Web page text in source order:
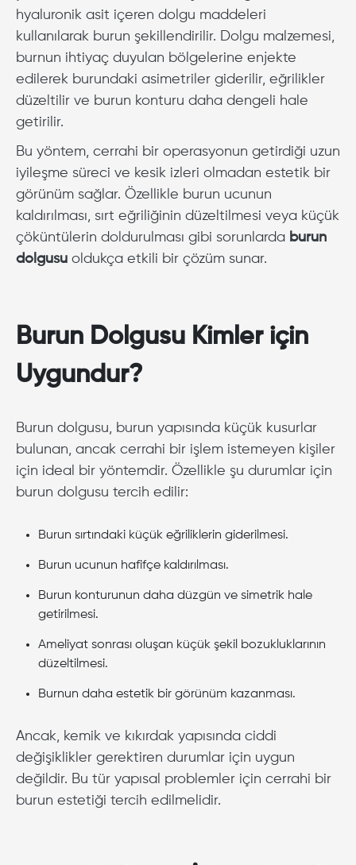
hyaluronik asit içeren dolgu maddeleri
kullanılarak burun şekillendirilir. Dolgu malzemesi,
burnun ihtiyaç duyulan bölgelerine enjekte
edilerek burundaki asimetriler giderilir, eğrilikler
düzeltilir ve burun konturu daha dengeli hale
getirilir.
Bu yöntem, cerrahi bir operasyonun getirdiği uzun
iyileşme süreci ve kesik izleri olmadan estetik bir
görünüm sağlar. Özellikle burun ucunun
kaldırılması, sırt eğriliğinin düzeltilmesi veya küçük
çöküntülerin doldurulması gibi sorunlarda burun
dolgusu oldukça etkili bir çözüm sunar.
Burun Dolgusu Kimler için
Uygundur?
Burun dolgusu, burun yapısında küçük kusurlar
bulunan, ancak cerrahi bir işlem istemeyen kişiler
için ideal bir yöntemdir. Özellikle şu durumlar için
burun dolgusu tercih edilir:
Burun sırtındaki küçük eğriliklerin giderilmesi.
Burun ucunun hafifçe kaldırılması.
Burun konturunun daha düzgün ve simetrik hale
getirilmesi.
Ameliyat sonrası oluşan küçük şekil bozukluklarının
düzeltilmesi.
Burnun daha estetik bir görünüm kazanması.
Ancak, kemik ve kıkırdak yapısında ciddi
değişiklikler gerektiren durumlar için uygun
değildir. Bu tür yapısal problemler için cerrahi bir
burun estetiği tercih edilmelidir.